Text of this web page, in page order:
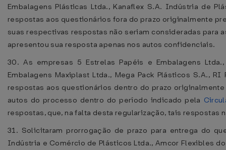
Embalagens Plásticas Ltda., Kanaflex S.A. Indústria de
respostas aos questionários fora do prazo originalmente
suas respectivas respostas não seriam consideradas para
apresentou sua resposta apenas nos autos confidenciais.
30. As empresas 5 Estrelas Papéis e Embalagens
Embalagens Maxiplast Ltda., Mega Pack Plásticos S.A.,
respostas aos questionários dentro do prazo
autos do processo dentro do período indicado pela
respostas, que, na falta desta regularização, tais respostas
31. Solicitaram prorrogação de prazo para entrega do
Indústria e Comércio de Plásticos Ltda., Amcor Flexibles